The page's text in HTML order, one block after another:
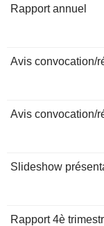
Rapport annuel
Avis convocation/
Avis convocation/
Slideshow
Rapport 4è